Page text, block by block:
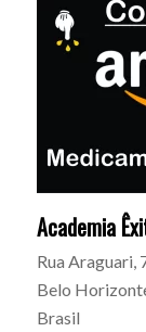
Academia
Rua Araguari,
Belo
Brasil